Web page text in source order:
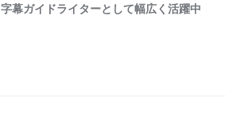
字幕ガイドライターとして幅広く活躍中